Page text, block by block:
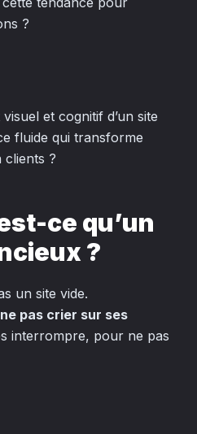
?
et cognitif d’un site
fluide qui transforme
clients ?
ce qu’un
?
un site vide.
pas crier sur ses
interrompre, pour ne pas